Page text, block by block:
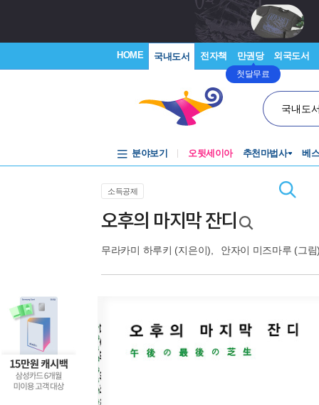
HOME 국내도서 전자책 만권당
첫달무료
외국도서
국내도
분야보기 오뒷세이아 추천마법사 베
소득공제
오후의 마지막 잔디
무라카미 하루키 (지은이), 안자이 미즈마루 (그